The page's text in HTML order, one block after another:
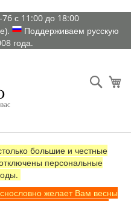
76 с 11:00 до 18:00
Поддерживаем русскую
года.
большие и честные
персональные
желает Вам весны